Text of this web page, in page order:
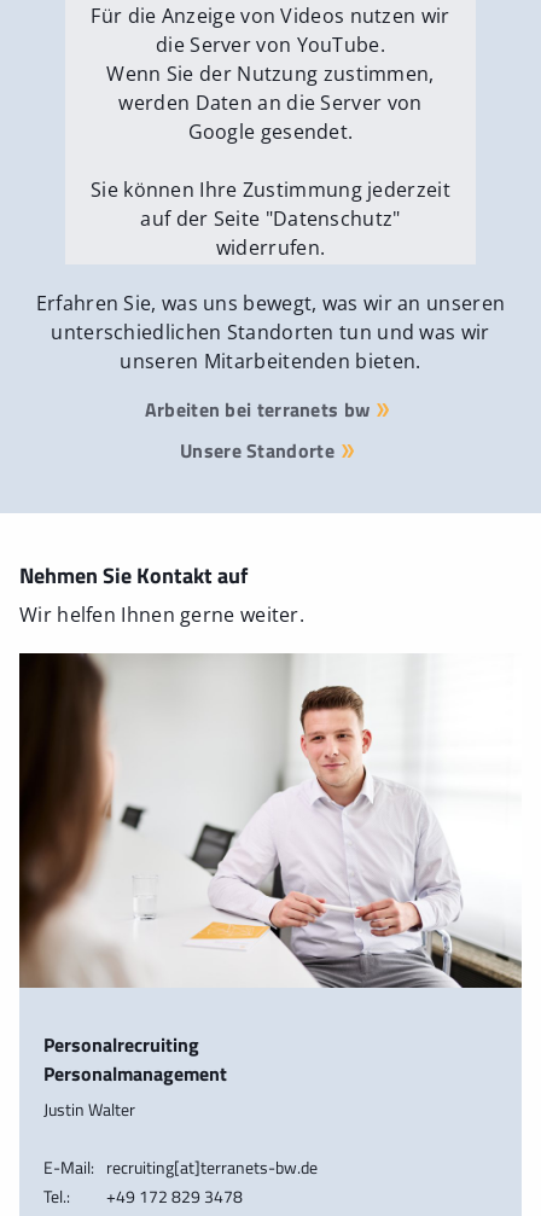
Externe Medien erlauben
Für die Anzeige von Videos nutzen wir
die Server von YouTube.
Wenn Sie der Nutzung zustimmen,
werden Daten an die Server von
Google gesendet.
Sie können Ihre Zustimmung jederzeit
auf der Seite "Datenschutz"
widerrufen.
Externe Medien erlauben
Erfahren Sie, was uns bewegt, was wir an unseren
unterschiedlichen Standorten tun und was wir
unseren Mitarbeitenden bieten.
Arbeiten bei terranets bw
Unsere Standorte
Nehmen Sie Kontakt auf
Wir helfen Ihnen gerne weiter.
Personalrecruiting
Personalmanagement
Justin Walter
E-Mail: recruiting[at]terranets-bw.de
Tel.:
+49 172 829 3478